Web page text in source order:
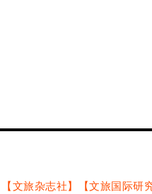
文旅杂志社】【文旅国际研